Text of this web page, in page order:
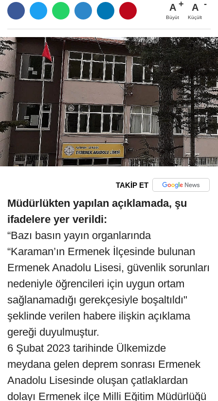
A
Büyüt
A
Küçült
TAKİP ET
Müdürlükten yapılan açıklamada, şu
ifadelere yer verildi:
“Bazı basın yayın organlarında
“Karaman’ın Ermenek İlçesinde bulunan
Ermenek Anadolu Lisesi, güvenlik sorunları
nedeniyle öğrencileri için uygun ortam
sağlanamadığı gerekçesiyle boşaltıldı"
şeklinde verilen habere ilişkin açıklama
gereği duyulmuştur.
6 Şubat 2023 tarihinde Ülkemizde
meydana gelen deprem sonrası Ermenek
Anadolu Lisesinde oluşan çatlaklardan
dolayı Ermenek ilçe Milli Eğitim Müdürlüğü